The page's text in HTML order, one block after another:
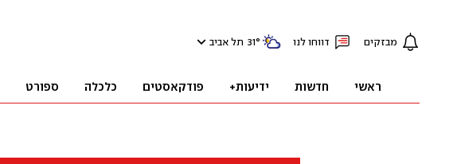
מבזקים דווחו לנו 31° תל אביב
ראשי חדשות ידיעות+ פודקאסטים כלכלה ספורט